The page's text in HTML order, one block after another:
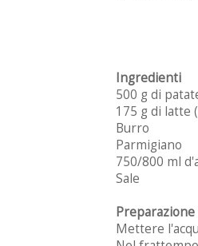
Ingredienti
500 g di
175 g di latte
Burro
Parmigiano
750/800 ml
Sale
Preparazione
Mettere